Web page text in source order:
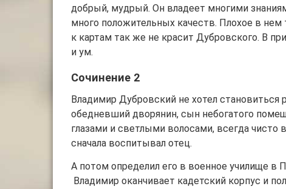
добрый, мудрый. Он владеет многими
много положительных качеств. Плохое в
к картам так же не красит Дубровского. В
и ум.
Сочинение 2
Владимир Дубровский не хотел
обедневший дворянин, сын небогатого
глазами и светлыми волосами, всегда чисто
сначала воспитывал отец.
А потом определил его в военное училище в
Владимир оканчивает кадетский корпус и